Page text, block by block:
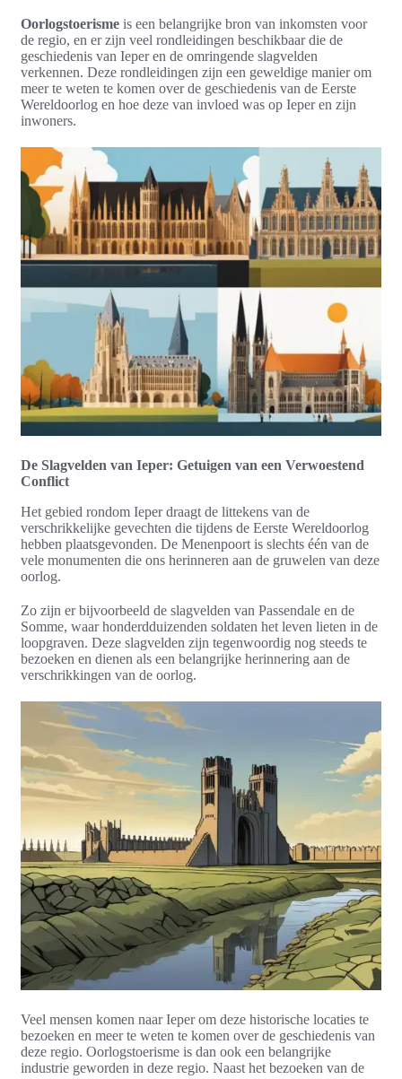
Oorlogstoerisme is een belangrijke bron van inkomsten voor
de regio, en er zijn veel rondleidingen beschikbaar die de
geschiedenis van Ieper en de omringende slagvelden
verkennen. Deze rondleidingen zijn een geweldige manier om
meer te weten te komen over de geschiedenis van de Eerste
Wereldoorlog en hoe deze van invloed was op Ieper en zijn
inwoners.
De Slagvelden van Ieper: Getuigen van een Verwoestend
Conflict
Het gebied rondom Ieper draagt de littekens van de
verschrikkelijke gevechten die tijdens de Eerste Wereldoorlog
hebben plaatsgevonden. De Menenpoort is slechts één van de
vele monumenten die ons herinneren aan de gruwelen van deze
oorlog.
Zo zijn er bijvoorbeeld de slagvelden van Passendale en de
Somme, waar honderdduizenden soldaten het leven lieten in de
loopgraven. Deze slagvelden zijn tegenwoordig nog steeds te
bezoeken en dienen als een belangrijke herinnering aan de
verschrikkingen van de oorlog.
Veel mensen komen naar Ieper om deze historische locaties te
bezoeken en meer te weten te komen over de geschiedenis van
deze regio. Oorlogstoerisme is dan ook een belangrijke
industrie geworden in deze regio. Naast het bezoeken van de